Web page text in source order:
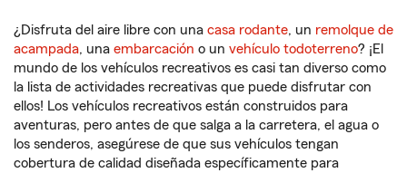
¿Disfruta del aire libre con una casa rodante, un remolque de
acampada, una embarcación o un vehículo todoterreno? ¡El
mundo de los vehículos recreativos es casi tan diverso como
la lista de actividades recreativas que puede disfrutar con
ellos! Los vehículos recreativos están construidos para
aventuras, pero antes de que salga a la carretera, el agua o
los senderos, asegúrese de que sus vehículos tengan
cobertura de calidad diseñada específicamente para